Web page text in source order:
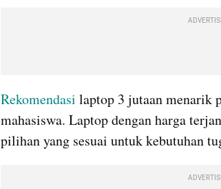
Rekomendasi laptop 3 jutaan menarik
mahasiswa. Laptop dengan harga
pilihan yang sesuai untuk kebutuhan